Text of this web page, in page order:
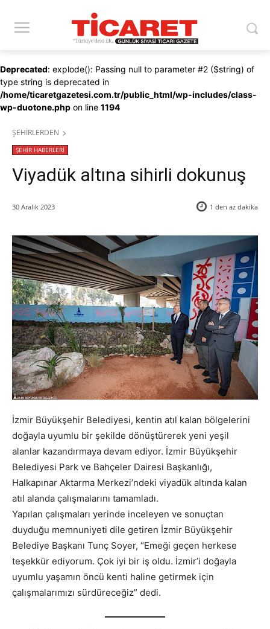
Deprecated: explode(): Passing null to parameter #2 ($string) of
type string is deprecated in
/home/ticaretgazetesi.com.tr/public_html/wp-includes/class-
wp-duotone.php on line 1194
ŞEHİRLERDEN
ŞEHİR HABERLERİ
Viyadük altına sihirli dokunuş
30 Aralık 2023 1 den az dakika
İzmir Büyükşehir Belediyesi, kentin atıl kalan bölgelerini
doğayla uyumlu bir şekilde dönüştürerek yeni yeşil
alanlar kazandırmaya devam ediyor. İzmir Büyükşehir
Belediyesi Park ve Bahçeler Dairesi Başkanlığı,
Halkapınar Aktarma Merkezi’ndeki viyadük altında kalan
atıl alanda çalışmalarını tamamladı.
Yapılan çalışmaları yerinde inceleyen ve sonuçtan
duyduğu memnuniyeti dile getiren İzmir Büyükşehir
Belediye Başkanı Tunç Soyer, “Emeği geçen herkese
teşekkür ediyorum. Çok iyi bir iş oldu. İzmir’i doğayla
uyumlu yaşamın öncü kenti haline getirmek için
çalışmalarımızı sürdüreceğiz” dedi.